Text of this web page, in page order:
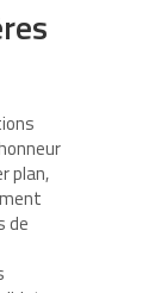
plan,
de